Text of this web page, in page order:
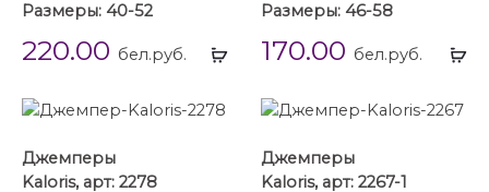
Выбрать
Размеры: 40-52
220.00 бел.руб.
Размеры: 46-58
170.00 бел.руб.
Джемперы
Kaloris, арт: 2278
Джемперы
Kaloris, арт: 2267-1